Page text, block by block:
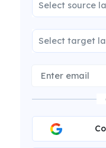
Select source
Select target